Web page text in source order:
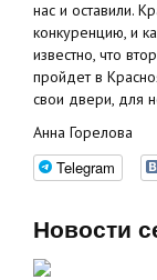
нас и оставили.
конкуренцию, и
известно, что
пройдет в
свои двери, для
Анна Горелова
Telegram
Новости